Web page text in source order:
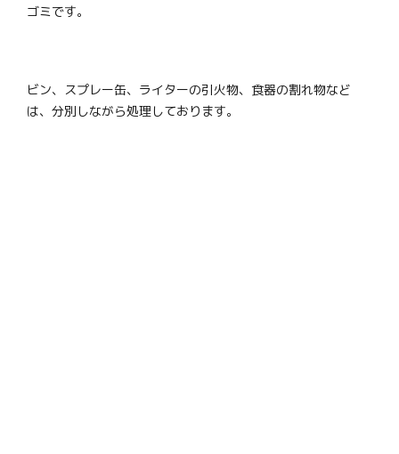
ゴミです。
ビン、スプレー缶、ライターの引火物、食器の割れ物など
は、分別しながら処理しております。